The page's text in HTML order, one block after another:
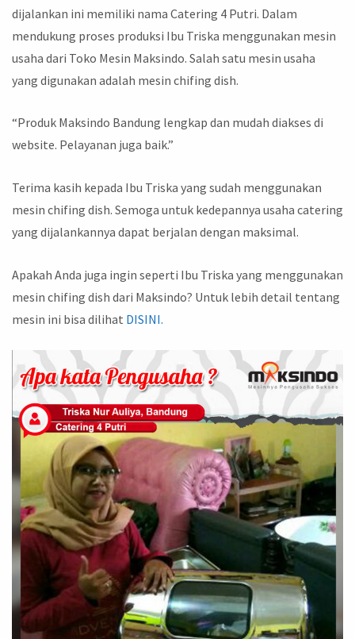
dijalankan ini memiliki nama Catering 4 Putri. Dalam
mendukung proses produksi Ibu Triska menggunakan mesin
usaha dari Toko Mesin Maksindo. Salah satu mesin usaha
yang digunakan adalah mesin chifing dish.
“Produk Maksindo Bandung lengkap dan mudah diakses di
website. Pelayanan juga baik.”
Terima kasih kepada Ibu Triska yang sudah menggunakan
mesin chifing dish. Semoga untuk kedepannya usaha catering
yang dijalankannya dapat berjalan dengan maksimal.
Apakah Anda juga ingin seperti Ibu Triska yang menggunakan
mesin chifing dish dari Maksindo? Untuk lebih detail tentang
mesin ini bisa dilihat DISINI.